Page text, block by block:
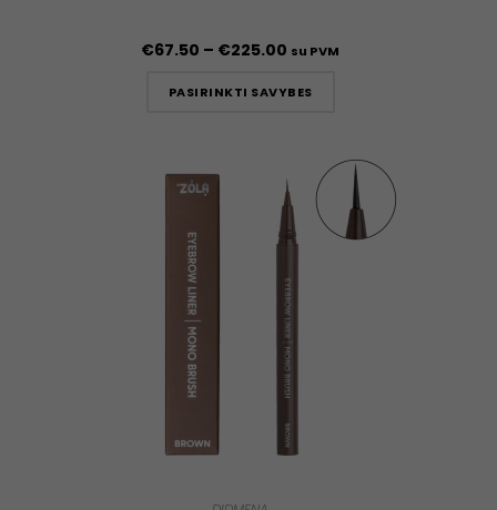
€67.50 – €225.00 su PVM
PASIRINKTI SAVYBES